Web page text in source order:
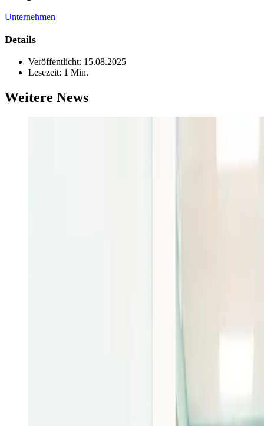
Unternehmen
Details
Veröffentlicht: 15.08.2025
Lesezeit: 1 Min.
Weitere News